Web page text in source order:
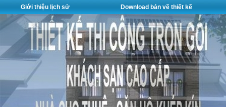
Giới thiệu lịch sử Download bản vẽ thiết kế